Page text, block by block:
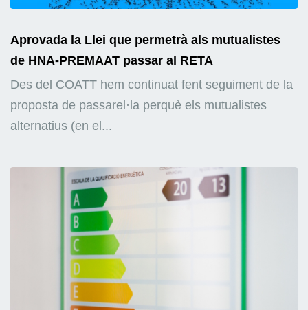
Aprovada la Llei que permetrà als mutualistes
de HNA-PREMAAT passar al RETA
Des del COATT hem continuat fent seguiment de la
proposta de passarel·la perquè els mutualistes
alternatius (en el...